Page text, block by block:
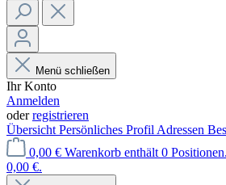
Menü schließen
Ihr Konto
Anmelden
oderregistrieren
Übersicht Persönliches Profil Adressen
0,00 € Warenkorb enthält 0
0,00 €.